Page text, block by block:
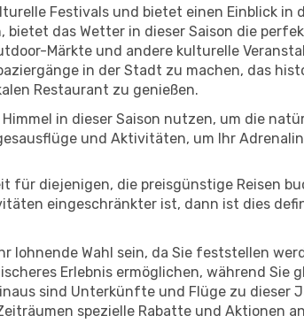
Festivals und bietet einen Einblick in
bietet das Wetter in dieser Saison die
Märkte und andere kulturelle
in der Stadt zu machen, das
Restaurant zu genießen.
in dieser Saison nutzen, um die
und Aktivitäten, um Ihr
für diejenigen, die preisgünstige Reisen
eingeschränkter ist, dann ist dies
lohnende Wahl sein, da Sie feststellen
Erlebnis ermöglichen, während
sind Unterkünfte und Flüge zu dieser
spezielle Rabatte und Aktionen